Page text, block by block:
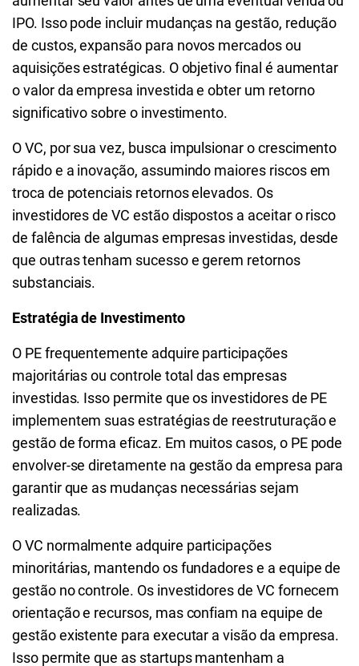
IPO. Isso pode incluir mudanças na gestão, redução
de custos, expansão para novos mercados ou
aquisições estratégicas. O objetivo final é aumentar
o valor da empresa investida e obter um retorno
significativo sobre o investimento.
O VC, por sua vez, busca impulsionar o crescimento
rápido e a inovação, assumindo maiores riscos em
troca de potenciais retornos elevados. Os
investidores de VC estão dispostos a aceitar o risco
de falência de algumas empresas investidas, desde
que outras tenham sucesso e gerem retornos
substanciais.
Estratégia de Investimento
O PE frequentemente adquire participações
majoritárias ou controle total das empresas
investidas. Isso permite que os investidores de PE
implementem suas estratégias de reestruturação e
gestão de forma eficaz. Em muitos casos, o PE pode
envolver-se diretamente na gestão da empresa para
garantir que as mudanças necessárias sejam
realizadas.
O VC normalmente adquire participações
minoritárias, mantendo os fundadores e a equipe de
gestão no controle. Os investidores de VC fornecem
orientação e recursos, mas confiam na equipe de
gestão existente para executar a visão da empresa.
Isso permite que as startups mantenham a